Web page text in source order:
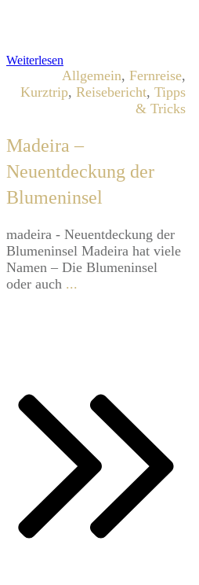
Weiterlesen
Allgemein, Fernreise,
Kurztrip, Reisebericht, Tipps
& Tricks
Madeira –
Neuentdeckung der
Blumeninsel
​madeira - Neuentdeckung der
Blumeninsel M​adeira hat viele
Namen – Die Blumeninsel
oder auch ...